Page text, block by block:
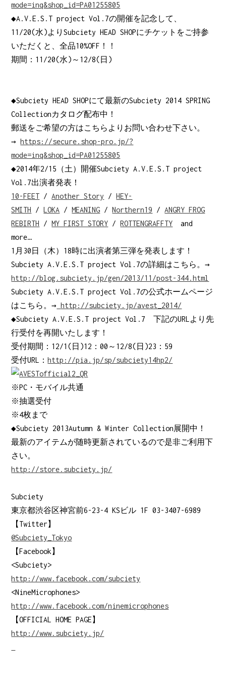
mode=inq&shop_id=PA01255805
◆A.V.E.S.T project Vol.7の開催を記念して、
11/20(水)よりSubciety HEAD SHOPにチケットをご持参
いただくと、全品10%OFF！！
期間：11/20(水)～12/8(日)
◆Subciety HEAD SHOPにて最新のSubciety 2014 SPRING
Collectionカタログ配布中！
郵送をご希望の方はこちらよりお問い合わせ下さい。
→ https://secure.shop-pro.jp/?
mode=inq&shop_id=PA01255805
◆2014年2/15（土）開催Subciety A.V.E.S.T project
Vol.7出演者発表！
10-FEET /Another Story / HEY-
SMITH
/ LOKA / MEANING / Northern19 /ANGRY FROG
REBIRTH
/ MY FIRST STORY / ROTTENGRAFFTY and
more…
1月30日（木）18時に出演者第三弾を発表します！
Subciety A.V.E.S.T project Vol.7の詳細はこちら。→
http://blog.subciety.jp/gen/2013/11/post-344.html
Subciety A.V.E.S.T project Vol.7の公式ホームページ
はこちら。→
http://subciety.jp/avest_2014/
◆Subciety A.V.E.S.T project Vol.7 下記のURLより先
行受付を再開いたします！
受付期間：12/1(日)12：00～12/8(日)23：59
受付URL： http://pia.jp/sp/subciety14hp2/
※PC・モバイル共通
※抽選受付
※4枚まで
◆Subciety 2013Autumn & Winter Collection展開中！
最新のアイテムが随時更新されているので是非ご利用下
さい。
http://store.subciety.jp/
Subciety
東京都渋谷区神宮前6-23-4 KSビル 1F 03-3407-6989
【Twitter】
@Subciety_Tokyo
【Facebook】
<Subciety>
http://www.facebook.com/subciety
<NineMicrophones>
http://www.facebook.com/ninemicrophones
【OFFICIAL HOME PAGE】
http://www.subciety.jp/